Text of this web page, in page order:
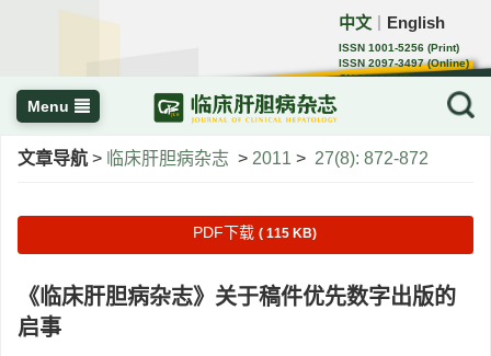
中文 English
ISSN 1001-5256 (Print)
ISSN 2097-3497 (Online)
CN 22-1108/R
Menu
文章导航 > 临床肝胆病杂志 > 2011 > 27(8): 872-872
PDF下载 ( 115 KB)
《临床肝胆病杂志》关于稿件优先数字出版的
启事